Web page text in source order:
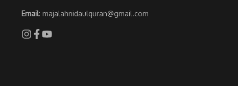
Email: majalahnidaulquran@gmail.com